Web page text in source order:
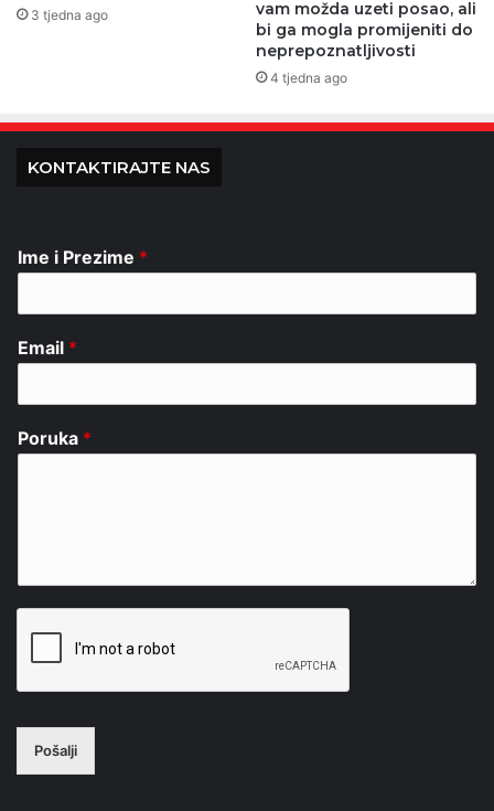
3 tjedna ago
vam možda uzeti posao, ali
bi ga mogla promijeniti do
neprepoznatljivosti
4 tjedna ago
KONTAKTIRAJTE NAS
Ime i Prezime *
Email *
Poruka *
Pošalji